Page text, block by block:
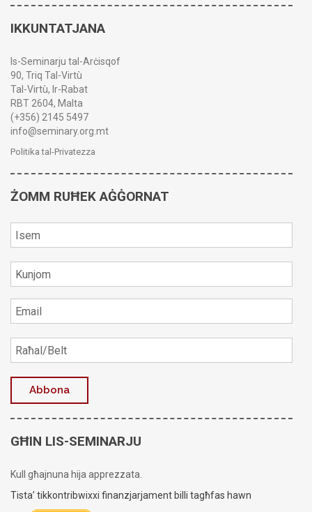
IKKUNTATJANA
Is-Seminarju tal-Arċisqof
90, Triq Tal-Virtù
Tal-Virtù, Ir-Rabat
RBT 2604, Malta
(+356) 2145 5497
info@seminary.org.mt
Politika tal-Privatezza
ŻOMM RUĦEK AĠĠORNAT
GĦIN LIS-SEMINARJU
Kull għajnuna hija apprezzata.
Tista’ tikkontribwixxi finanzjarjament billi tagħfas hawn